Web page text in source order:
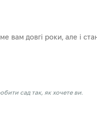
вам довгі роки, але і
сад так, як хочете ви.